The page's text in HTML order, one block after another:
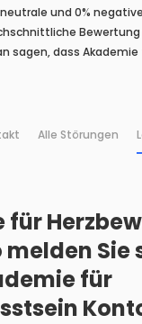
und 0%
Bewertung
sagen, dass
Alle Störungen
für
melden Sie
für